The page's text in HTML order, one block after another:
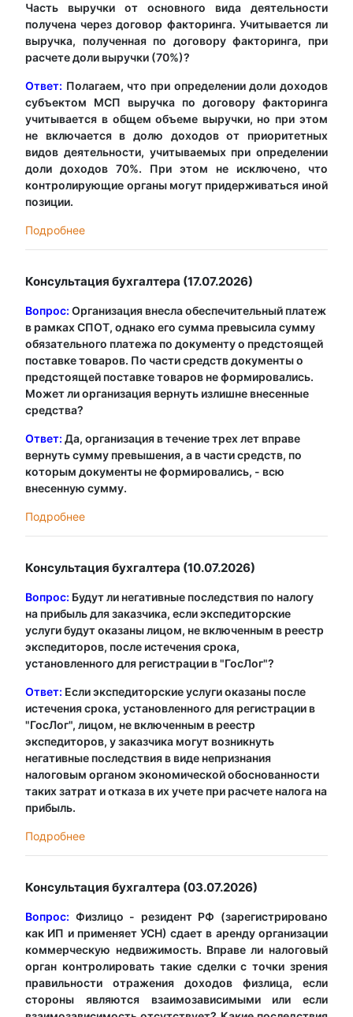
Часть выручки от основного вида деятельности
получена через договор факторинга. Учитывается ли
выручка, полученная по договору факторинга, при
расчете доли выручки (70%)?
Ответ: Полагаем, что при определении доли доходов
субъектом МСП выручка по договору факторинга
учитывается в общем объеме выручки, но при этом
не включается в долю доходов от приоритетных
видов деятельности, учитываемых при определении
доли доходов 70%. При этом не исключено, что
контролирующие органы могут придерживаться иной
позиции.
Подробнее
Консультация бухгалтера (17.07.2026)
Вопрос: Организация внесла обеспечительный платеж
в рамках СПОТ, однако его сумма превысила сумму
обязательного платежа по документу о предстоящей
поставке товаров. По части средств документы о
предстоящей поставке товаров не формировались.
Может ли организация вернуть излишне внесенные
средства?
Ответ: Да, организация в течение трех лет вправе
вернуть сумму превышения, а в части средств, по
которым документы не формировались, - всю
внесенную сумму.
Подробнее
Консультация бухгалтера (10.07.2026)
Вопрос: Будут ли негативные последствия по налогу
на прибыль для заказчика, если экспедиторские
услуги будут оказаны лицом, не включенным в реестр
экспедиторов, после истечения срока,
установленного для регистрации в "ГосЛог"?
Ответ: Если экспедиторские услуги оказаны после
истечения срока, установленного для регистрации в
"ГосЛог", лицом, не включенным в реестр
экспедиторов, у заказчика могут возникнуть
негативные последствия в виде непризнания
налоговым органом экономической обоснованности
таких затрат и отказа в их учете при расчете налога на
прибыль.
Подробнее
Консультация бухгалтера (03.07.2026)
Вопрос: Физлицо - резидент РФ (зарегистрировано
как ИП и применяет УСН) сдает в аренду организации
коммерческую недвижимость. Вправе ли налоговый
орган контролировать такие сделки с точки зрения
правильности отражения доходов физлица, если
стороны являются взаимозависимыми или если